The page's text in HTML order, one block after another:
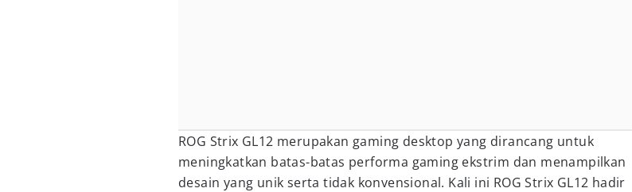
ROG Strix GL12 merupakan gaming desktop yang dirancang untuk
meningkatkan batas-batas performa gaming ekstrim dan menampilkan
desain yang unik serta tidak konvensional. Kali ini ROG Strix GL12 hadir